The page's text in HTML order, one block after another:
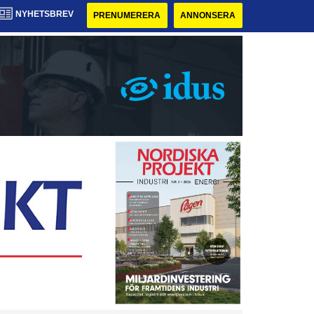
NYHETSBREV PRENUMERERA ANNONSERA